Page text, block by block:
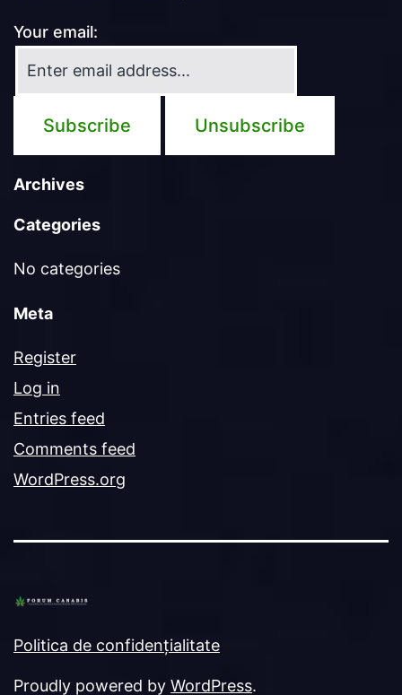
Your email:
Archives
Categories
No categories
Meta
Register
Log in
Entries feed
Comments feed
WordPress.org
Politica de confidențialitate
Proudly powered by WordPress.